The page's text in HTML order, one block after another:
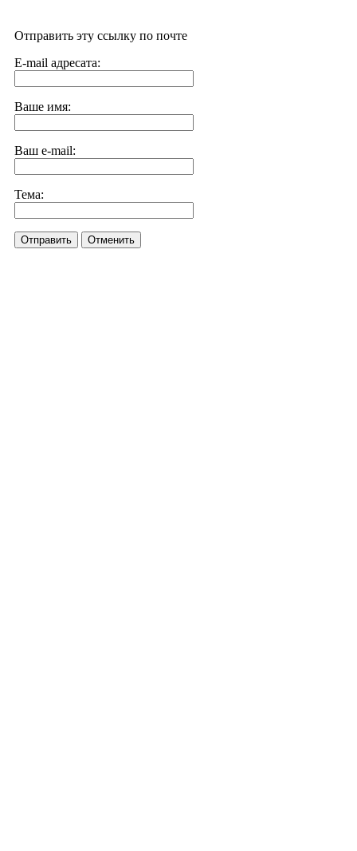
Отправить эту ссылку по почте
E-mail адресата:
Ваше имя:
Ваш e-mail:
Тема:
Отправить Отменить